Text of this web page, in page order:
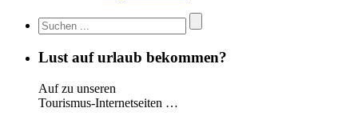
Lust auf urlaub bekommen?
Auf zu unseren
Tourismus-Internetseiten …